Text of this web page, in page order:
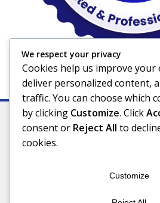
Pedoman
Connect With
We respect your privacy
Cookies help us improve your
deliver personalized content,
traffic. You can choose which
by clicking Customize. Click
consent or Reject All to
cookies.
Customize